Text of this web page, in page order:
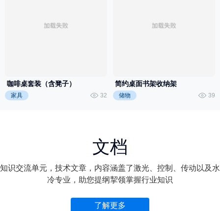
咖啡桌套装（含凳子）
家具 32
简约桌面书架收纳架
储物 39
文档
知识交流单元，技术文章，内容涵盖了激光、控制、传动以及水
冷专业，助您提纲挈领掌握行业知识
了解更多